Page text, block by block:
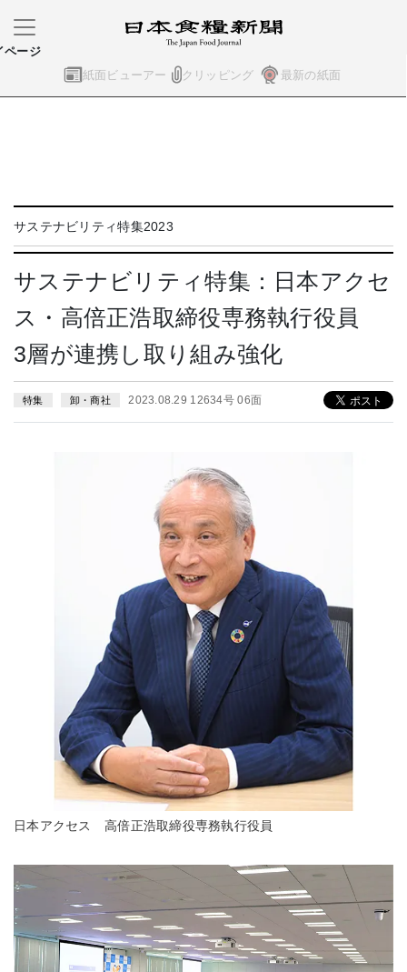
紙面ビューアー クリッピング 最新の紙面
ページ
サステナビリティ特集2023
サステナビリティ特集：日本アクセ
ス・高倍正浩取締役専務執行役員
3層が連携し取り組み強化
特集 卸・商社 2023.08.29 12634号 06面
日本アクセス 高倍正浩取締役専務執行役員